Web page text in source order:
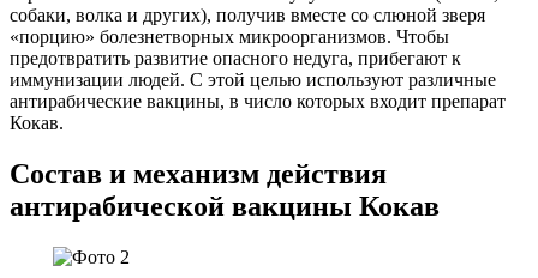
собаки, волка и других), получив вместе со слюной зверя
«порцию» болезнетворных микроорганизмов. Чтобы
предотвратить развитие опасного недуга, прибегают к
иммунизации людей. С этой целью используют различные
антирабические вакцины, в число которых входит препарат
Кокав.
Состав и механизм действия
антирабической вакцины Кокав